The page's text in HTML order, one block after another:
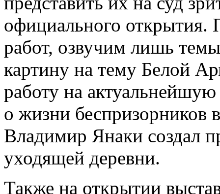
официального открытия.
работ, озвучим лишь
картину на тему Белой
работу на
о жизни беспризорников
Владимир Янаки создал
уходящей деревни.
Также на открытии